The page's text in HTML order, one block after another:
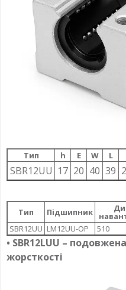
Тип h E W L
SBR12UU 17 20 40 39
Тип Підшипник
SBR12UU LM12UU-OP 510
• SBR12LUU –
жорсткості